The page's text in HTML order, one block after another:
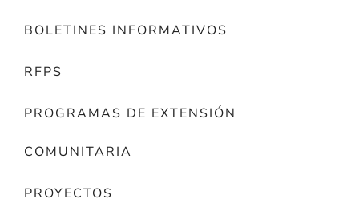
BOLETINES INFORMATIVOS
RFPS
PROGRAMAS DE EXTENSIÓN
COMUNITARIA
PROYECTOS